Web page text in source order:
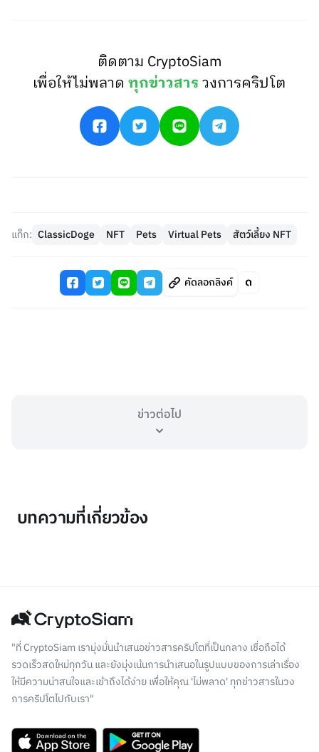
ติดตาม CryptoSiam
เพื่อให้ไม่พลาดทุกข่าวสารวงการคริปโต
แท็ก: ClassicDoge NFT Pets Virtual Pets สัตว์เลี้ยง NFT
คัดลอกลิงค์
ข่าวต่อไป
บทความที่เกี่ยวข้อง
"ที่ CryptoSiam เรามุ่งมั่นนำเสนอข่าวสารคริปโตที่เป็นกลาง เชื่อถือได้
รวดเร็วสดใหม่ทุกวัน และยังมุ่งเน้นการนำเสนอในรูปแบบของการเล่าเรื่อง
ให้มีความน่าสนใจและเข้าถึงได้ง่าย เพื่อให้คุณ 'ไม่พลาด' ทุกข่าวสารในวง
การคริปโตไปกับเรา"